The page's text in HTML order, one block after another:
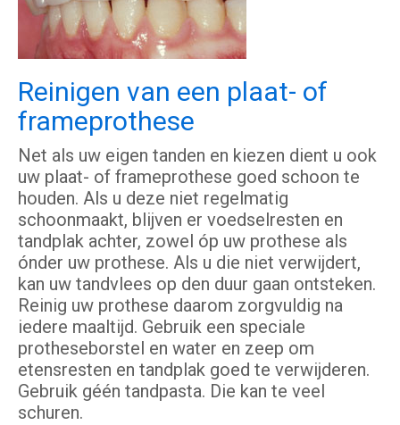
Reinigen van een plaat- of
frameprothese
Net als uw eigen tanden en kiezen dient u ook
uw plaat- of frameprothese goed schoon te
houden. Als u deze niet regelmatig
schoonmaakt, blijven er voedselresten en
tandplak achter, zowel óp uw prothese als
ónder uw prothese. Als u die niet verwijdert,
kan uw tandvlees op den duur gaan ontsteken.
Reinig uw prothese daarom zorgvuldig na
iedere maaltijd. Gebruik een speciale
protheseborstel en water en zeep om
etensresten en tandplak goed te verwijderen.
Gebruik géén tandpasta. Die kan te veel
schuren.